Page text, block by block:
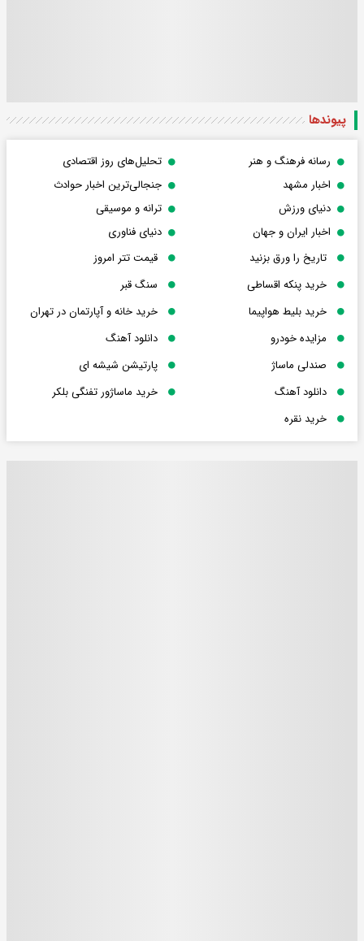
پیوندها
رسانه فرهنگ و هنر
تحلیل‌های روز اقتصادی
اخبار مشهد
جنجالی‌ترین اخبار حوادث
دنیای ورزش
ترانه و موسیقی
اخبار ایران و جهان
دنیای فناوری
تاریخ را ورق بزنید
قیمت تتر امروز
خرید پنکه اقساطی
سنگ قبر
خرید بلیط هواپیما
خرید خانه و آپارتمان در تهران
مزایده خودرو
دانلود آهنگ
صندلی ماساژ
پارتیشن شیشه ای
دانلود آهنگ
خرید ماساژور تفنگی بلکر
خرید نقره